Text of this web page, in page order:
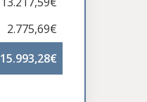
2.775,69€
15.993,28€